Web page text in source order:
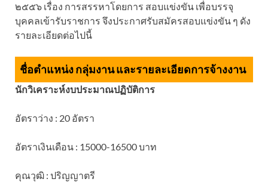
๒๕๕๖ เรื่อง การสรรหาโดยการ สอบแข่งขัน เพื่อบรรจุ
บุคคลเข้ารับราชการ จึงประกาศรับสมัครสอบแข่งขัน ๆ ดัง
รายละเอียดต่อไปนี้
ชื่อตำแหน่ง กลุ่มงาน และรายละเอียดการจ้างงาน
นักวิเคราะห์งบประมาณปฏิบัติการ
อัตราว่าง : 20 อัตรา
อัตราเงินเดือน : 15000-16500 บาท
คุณวุฒิ : ปริญญาตรี